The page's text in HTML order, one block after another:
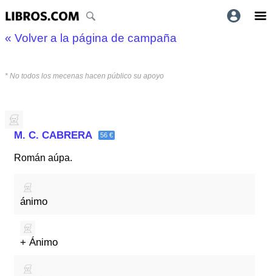
« Volver a la página de campaña
* No todos los mecenas hacen público su apoyo
M. C. CABRERA 56 €
Román aúpa.
ánimo
+ Ánimo